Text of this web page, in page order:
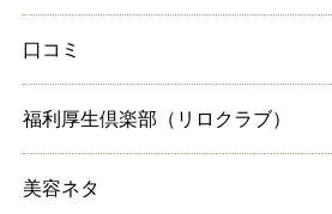
口コミ
福利厚生倶楽部（リロクラブ）
美容ネタ